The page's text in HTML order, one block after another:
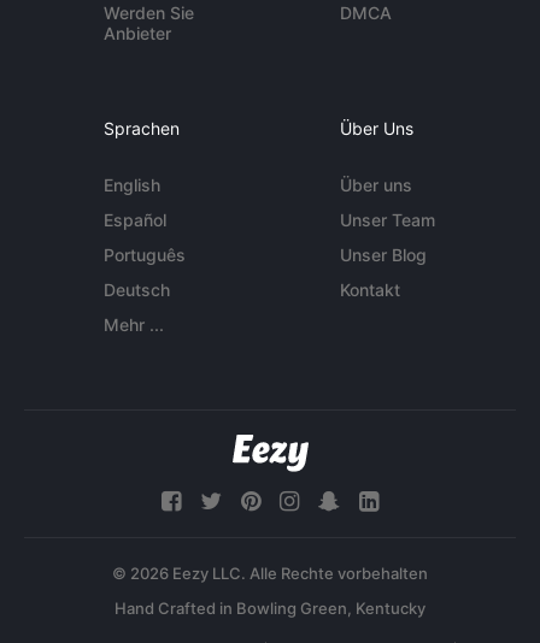
Werden Sie
Anbieter
DMCA
Sprachen
English
Español
Português
Deutsch
Mehr ...
Über Uns
Über uns
Unser Team
Unser Blog
Kontakt
© 2026 Eezy LLC. Alle Rechte vorbehalten